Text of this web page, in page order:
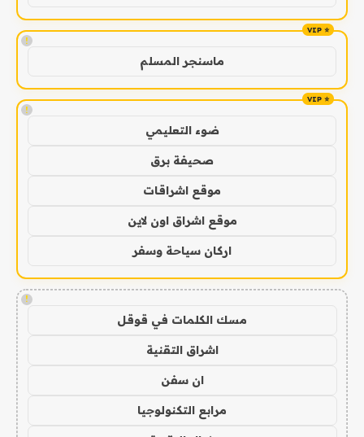
!
ماسنجر المسلم
!
ضوء التعليمي
صحيفة برق
موقع اشراقات
موقع اشراق اون لاين
اركان سياحة وسفر
!
مسك الكلمات في قوقل
اشراق التقنية
ان سفن
مرابع التكنولوجيا